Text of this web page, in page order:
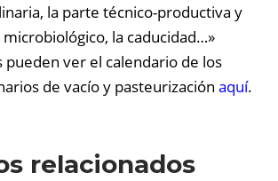
la parte técnico-productiva y
la caducidad…»
pueden ver el calendario de los
de vacío y pasteurización aquí.
relacionados